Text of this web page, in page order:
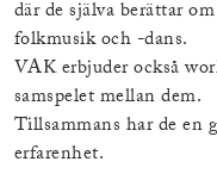
där de själva berättar
folkmusik och -dans.
VAK erbjuder också
samspelet mellan dem.
Tillsammans har de en
erfarenhet.